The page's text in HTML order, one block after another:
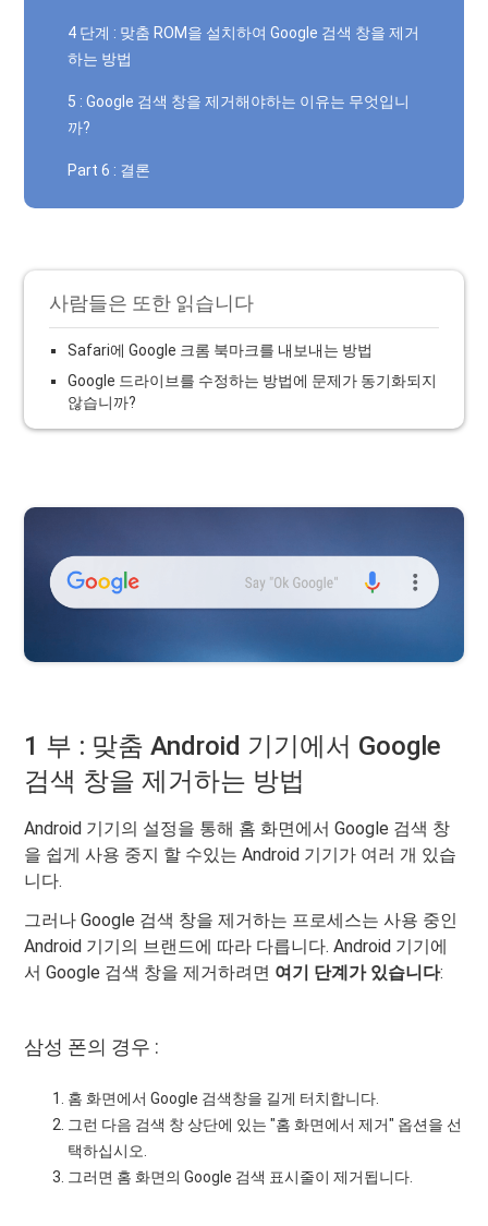
4 단계 : 맞춤 ROM을 설치하여 Google 검색 창을 제거
하는 방법
5 : Google 검색 창을 제거해야하는 이유는 무엇입니
까?
Part 6 : 결론
사람들은 또한 읽습니다
Safari에 Google 크롬 북마크를 내보내는 방법
Google 드라이브를 수정하는 방법에 문제가 동기화되지
않습니까?
1 부 : 맞춤 Android 기기에서 Google
검색 창을 제거하는 방법
Android 기기의 설정을 통해 홈 화면에서 Google 검색 창
을 쉽게 사용 중지 할 수있는 Android 기기가 여러 개 있습
니다.
그러나 Google 검색 창을 제거하는 프로세스는 사용 중인
Android 기기의 브랜드에 따라 다릅니다. Android 기기에
서 Google 검색 창을 제거하려면 여기 단계가 있습니다:
삼성 폰의 경우 :
홈 화면에서 Google 검색창을 길게 터치합니다.
그런 다음 검색 창 상단에 있는 "홈 화면에서 제거" 옵션을 선
택하십시오.
그러면 홈 화면의 Google 검색 표시줄이 제거됩니다.